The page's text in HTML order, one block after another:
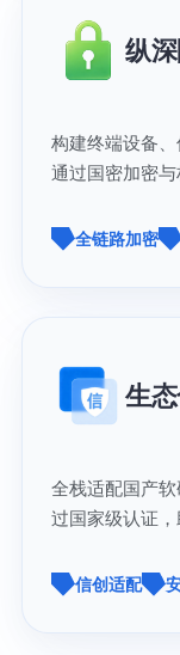
纵
构建终端设备、
通过国密加密与
全链路加密
生
全栈适配国产
过国家级认证，
信创适配